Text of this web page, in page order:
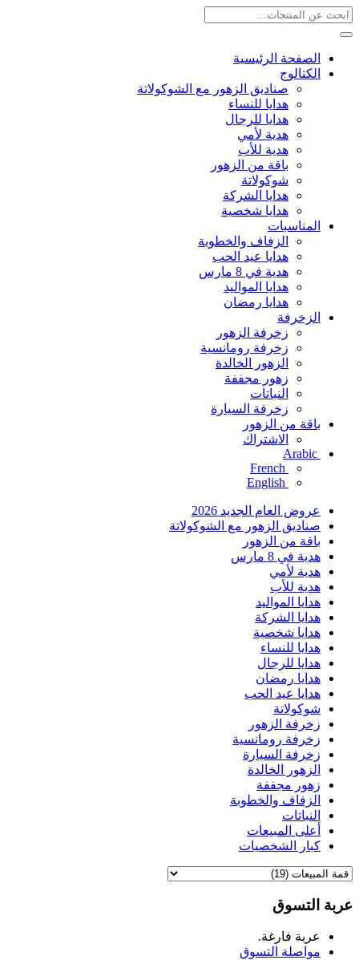
الصفحة الرئيسية
الكتالوج
صناديق الزهور مع الشوكولاتة
هدايا للنساء
هدايا للرجال
هدية لأمي
هدية للأب
باقة من الزهور
شوكولاتة
هدايا الشركة
هدايا شخصية
المناسبات
الزفاف والخطوبة
هدايا عيد الحب
هدية في 8 مارس
هدايا المواليد
هدايا رمضان
الزخرفة
زخرفة الزهور
زخرفة رومانسية
الزهور الخالدة
زهور مجففة
النباتات
زخرفة السيارة
باقة من الزهور
الاشتراك
Arabic
French
English
عروض العام الجديد 2026
صناديق الزهور مع الشوكولاتة
باقة من الزهور
هدية في 8 مارس
هدية لأمي
هدية للأب
هدايا المواليد
هدايا الشركة
هدايا شخصية
هدايا للنساء
هدايا للرجال
هدايا رمضان
هدايا عيد الحب
شوكولاتة
زخرفة الزهور
زخرفة رومانسية
زخرفة السيارة
الزهور الخالدة
زهور مجففة
الزفاف والخطوبة
النباتات
أعلى المبيعات
كبار الشخصيات
عربة التسوق
عربة فارغة.
مواصلة التسوق